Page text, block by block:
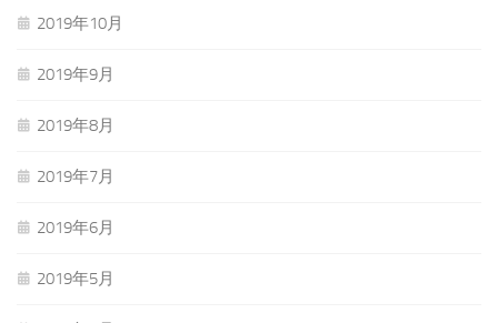
2019年10月
2019年9月
2019年8月
2019年7月
2019年6月
2019年5月